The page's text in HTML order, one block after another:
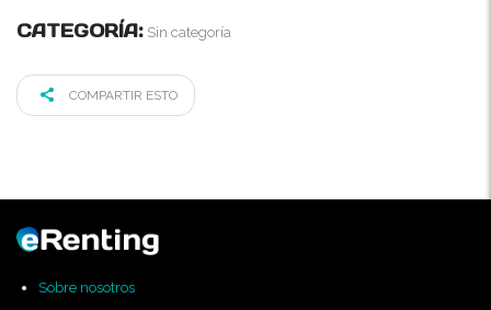
CATEGORÍA: Sin categoría
COMPARTIR ESTO
Sobre nosotros